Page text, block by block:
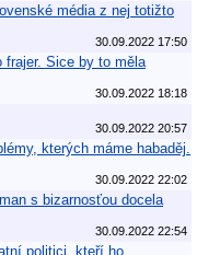
média z nej totižto
30.09.2022 17:50
frajer. Sice by to měla
30.09.2022 18:18
30.09.2022 20:57
kterých máme habaděj.
30.09.2022 22:02
s bizarnosťou docela
30.09.2022 22:54
politici, kteří ho